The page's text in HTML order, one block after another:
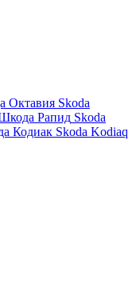
Skoda
Skoda
Skoda Kodiaq